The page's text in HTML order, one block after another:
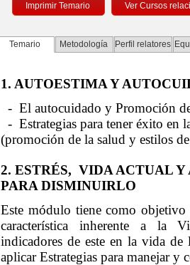
Imprimir Temario
Temario Metodología Perfil relatores
1. AUTOESTIMA Y
- El autocuidado y Promoción
- Estrategias para tener éxito en
(promoción de la salud y estilos
2. ESTRÉS, VIDA ACTUAL
PARA DISMINUIRLO
Este módulo tiene como objetivo
característica inherente a la
indicadores de este en la vida
aplicar Estrategias para manejar y